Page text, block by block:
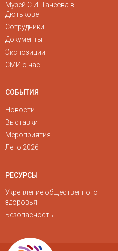
Музей С.И. Танеева в
Дютькове
Сотрудники
Документы
Экспозиции
СМИ о нас
СОБЫТИЯ
Новости
Выставки
Мероприятия
Лето 2026
РЕСУРСЫ
Укрепление общественного
здоровья
Безопасность